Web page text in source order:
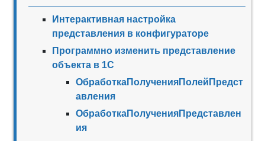
Интерактивная настройка
представления в конфигураторе
Программно изменить представление
объекта в 1С
ОбработкаПолученияПолейПредст
авления
ОбработкаПолученияПредставлен
ия